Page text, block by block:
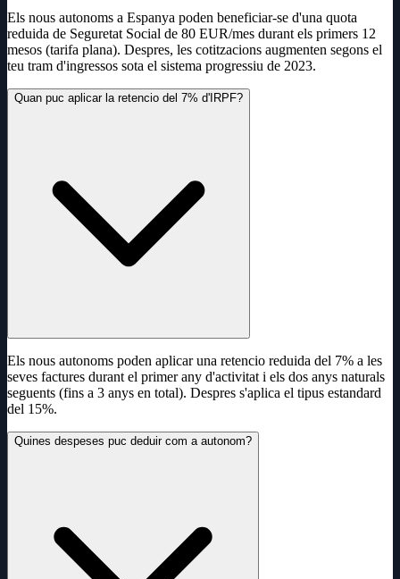
Els nous autonoms a Espanya poden beneficiar-se d'una quota
reduida de Seguretat Social de 80 EUR/mes durant els primers 12
mesos (tarifa plana). Despres, les cotitzacions augmenten segons el
teu tram d'ingressos sota el sistema progressiu de 2023.
Quan puc aplicar la retencio del 7% d'IRPF?
Els nous autonoms poden aplicar una retencio reduida del 7% a les
seves factures durant el primer any d'activitat i els dos anys naturals
seguents (fins a 3 anys en total). Despres s'aplica el tipus estandard
del 15%.
Quines despeses puc deduir com a autonom?